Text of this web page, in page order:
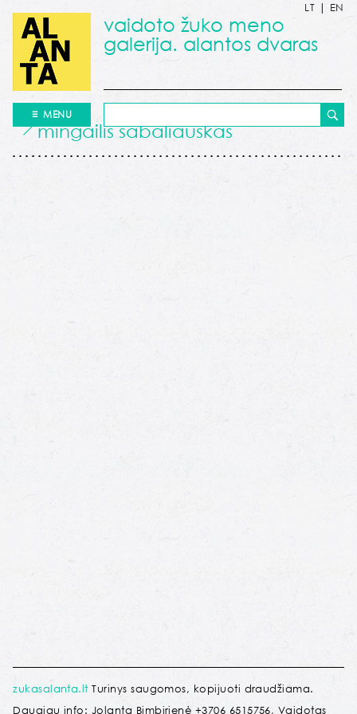
LT | EN
vaidoto žuko meno
galerija. alantos dvaras
MENU
mingailis sabaliauskas
zukasalanta.lt Turinys saugomos, kopijuoti draudžiama.
Daugiau info: Jolanta Bimbirienė +3706 6515756, Vaidotas